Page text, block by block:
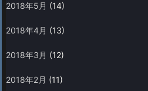
2018年5月 (14)
2018年4月 (13)
2018年3月 (12)
2018年2月 (11)